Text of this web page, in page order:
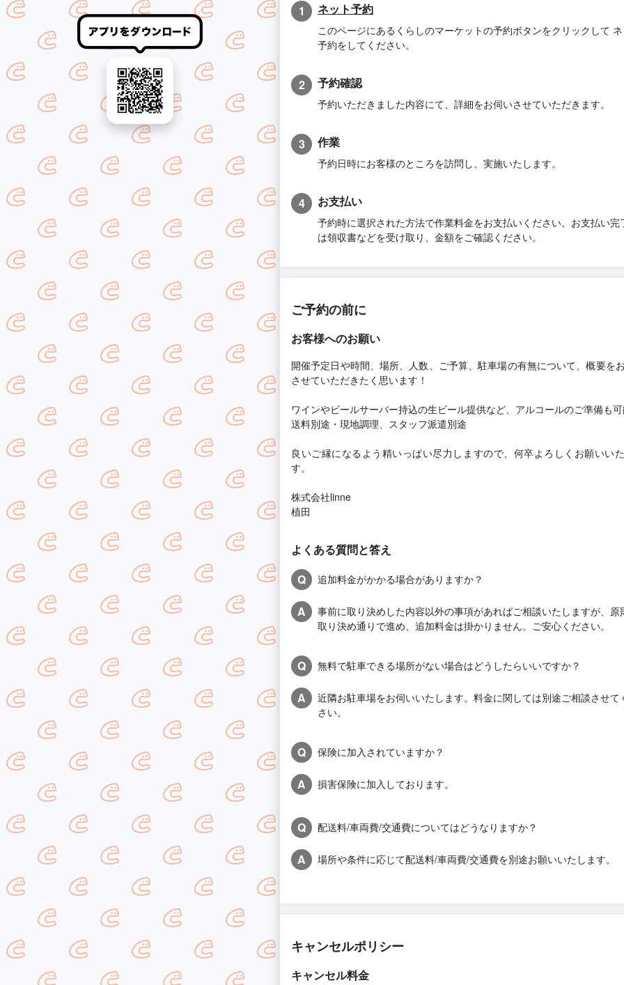
1 ネット予約
このページにあるくらしのマーケットの予約ボタンをクリックして
予約をしてください。
2 予約確認
予約いただきました内容にて、詳細をお伺いさせていただきます。
3 作業
予約日時にお客様のところを訪問し、実施いたします。
4 お支払い
予約時に選択された方法で作業料金をお支払いください。お支払い完
は領収書などを受け取り、金額をご確認ください。
ご予約の前に
お客様へのお願い
開催予定日や時間、場所、人数、ご予算、駐車場の有無について、概要を
させていただきたく思います！
ワインやビールサーバー持込の生ビール提供など、アルコールのご準備も
送料別途・現地調理、スタッフ派遣別途
良いご縁になるよう精いっぱい尽力しますので、何卒よろしくお願いい
す。
株式会社linne
植田
よくある質問と答え
Q
追加料金がかかる場合がありますか？
A
事前に取り決めした内容以外の事項があればご相談いたしますが、原
取り決め通りで進め、追加料金は掛かりません。ご安心ください。
Q 無料で駐車できる場所がない場合はどうしたらいいですか？
A
近隣お駐車場をお伺いいたします。料金に関しては別途ご相談させて
さい。
Q 保険に加入されていますか？
A 損害保険に加入しております。
Q 配送料/車両費/交通費についてはどうなりますか？
A 場所や条件に応じて配送料/車両費/交通費を別途お願いいたします。
キャンセルポリシー
キャンセル料金